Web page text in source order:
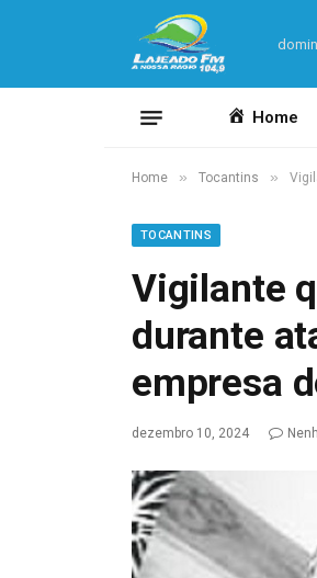
Home
Home » Tocantins »
TOCANTINS
Vigilante
durante
empresa
dezembro 10, 2024